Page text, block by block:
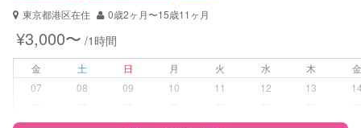
病児対応 病児、病後児、ともに不可
東京都港区在住
0歳2ヶ月〜15歳11ヶ月
¥3,000〜 /1時間
金 土 日 月 火 水 木
07
08 09 10 11 12 13